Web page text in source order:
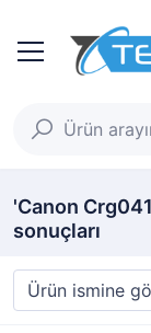
'Canon
sonuçları